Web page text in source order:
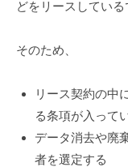
どをリースしている
そのため、
リース契約の中
る条項が入って
データ消去や廃
者を選定する